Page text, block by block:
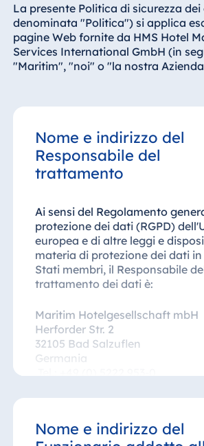
La presente Politica di sicurezza
denominata "Politica") si applica
pagine Web fornite da HMS Hotel
Services International GmbH (in
"Maritim", "noi" o "la nostra
Nome e indirizzo del
Responsabile del
trattamento
Ai sensi del Regolamento
protezione dei dati (RGPD)
europea e di altre leggi e
materia di protezione dei dati
Stati membri, il Responsabile
trattamento dei dati è:
Maritim Hotelgesellschaft mbH
Herforder Str. 2
32105 Bad Salzuflen
Germania
www.maritim.com/it
Nome e indirizzo del